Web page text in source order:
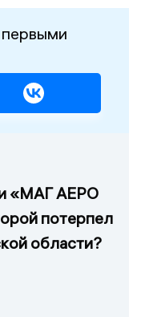
«МАГ АЕРО
потерпел
области?